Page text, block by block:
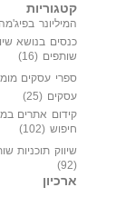
קטגוריות
המיליונר בפיג'מה
כנסים בנושא
שותפים (16)
ספרי עסקים
עסקים (25)
קידום אתרים
חיפוש (102)
שיווק תוכניות
(92)
ארכיון